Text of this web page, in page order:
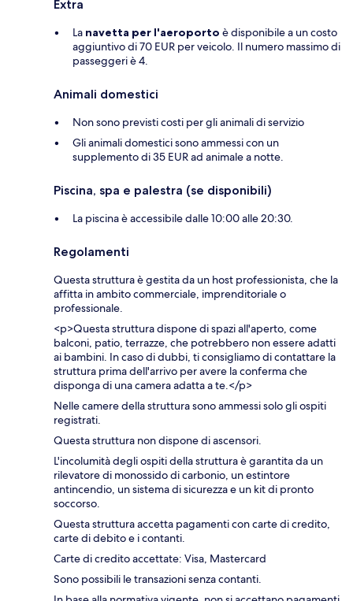
Extra
La navetta per l'aeroporto è disponibile a un costo
aggiuntivo di 70 EUR per veicolo. Il numero massimo di
passeggeri è 4.
Animali domestici
Non sono previsti costi per gli animali di servizio
Gli animali domestici sono ammessi con un
supplemento di 35 EUR ad animale a notte.
Piscina, spa e palestra (se disponibili)
La piscina è accessibile dalle 10:00 alle 20:30.
Regolamenti
Questa struttura è gestita da un host professionista, che la
affitta in ambito commerciale, imprenditoriale o
professionale.
<p>Questa struttura dispone di spazi all'aperto, come
balconi, patio, terrazze, che potrebbero non essere adatti
ai bambini. In caso di dubbi, ti consigliamo di contattare la
struttura prima dell'arrivo per avere la conferma che
disponga di una camera adatta a te.</p>
Nelle camere della struttura sono ammessi solo gli ospiti
registrati.
Questa struttura non dispone di ascensori.
L'incolumità degli ospiti della struttura è garantita da un
rilevatore di monossido di carbonio, un estintore
antincendio, un sistema di sicurezza e un kit di pronto
soccorso.
Questa struttura accetta pagamenti con carte di credito,
carte di debito e i contanti.
Carte di credito accettate: Visa, Mastercard
Sono possibili le transazioni senza contanti.